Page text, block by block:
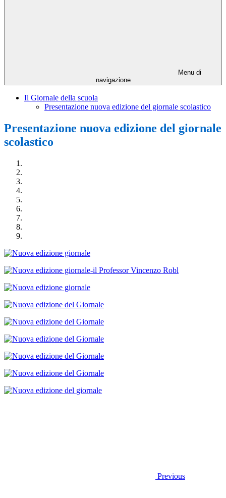
Menu di
navigazione
Il Giornale della scuola
Presentazione nuova edizione del giornale scolastico
Presentazione nuova edizione del giornale
scolastico
Previous